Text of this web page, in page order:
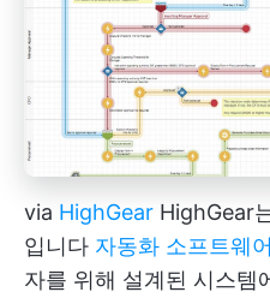
via HighGear HighGear
입니다 자동화 소프트웨어
자를 위해 설계된 시스템